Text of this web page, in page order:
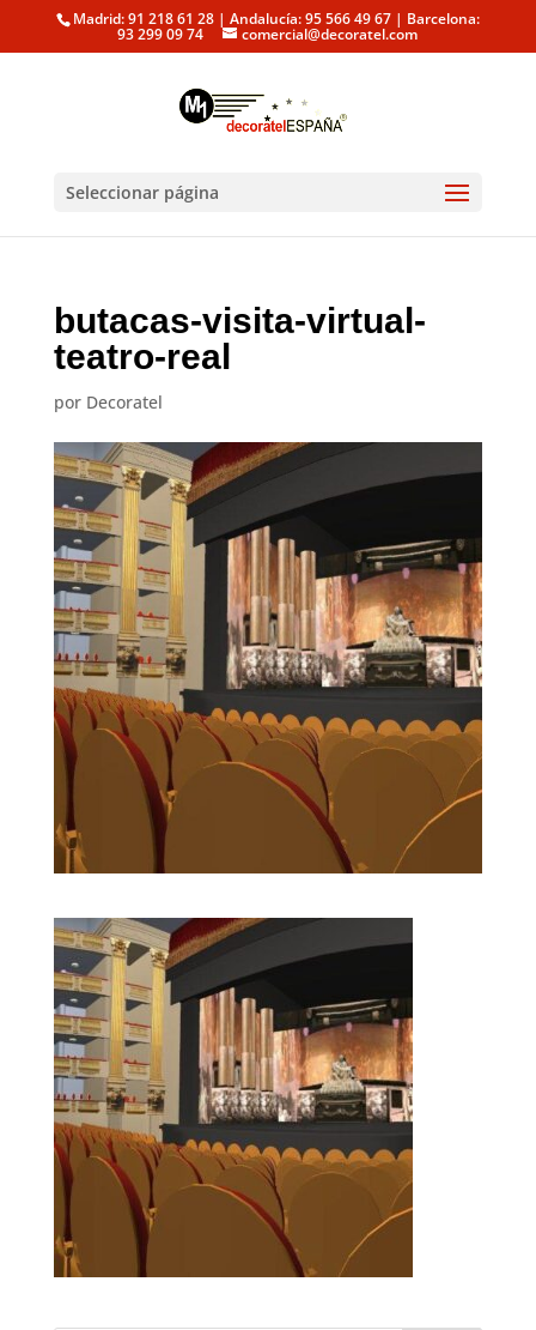
Madrid: 91 218 61 28 | Andalucía: 95 566 49 67 | Barcelona:
93 299 09 74 comercial@decoratel.com
Seleccionar página
butacas-visita-virtual-
teatro-real
por Decoratel